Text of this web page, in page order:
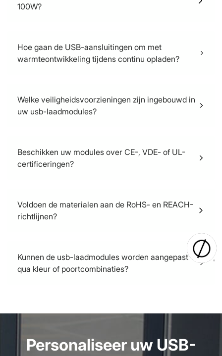
100W?
beschikbaar).
Hoe gaan de USB-aansluitingen om met
warmteontwikkeling tijdens continu opladen?
warmtegeleiding te realiseren.
Welke veiligheidsvoorzieningen zijn ingebouwd in
uw usb-laadmodules?
Beschikken uw modules over CE-, VDE- of UL-
certificeringen?
certificeringsprocessen doorlopen die onze klanten
vereisen. We kunnen CE-, VDE- en UL-
certificeringen verkrijgen om aan de uiteenlopende
Voldoen de materialen aan de RoHS- en REACH-
richtlijnen?
Kunnen de usb-laadmodules worden aangepast
qua kleur of poortcombinaties?
specifieke poortconfiguraties om aan de eisen van
Personaliseer uw USB-